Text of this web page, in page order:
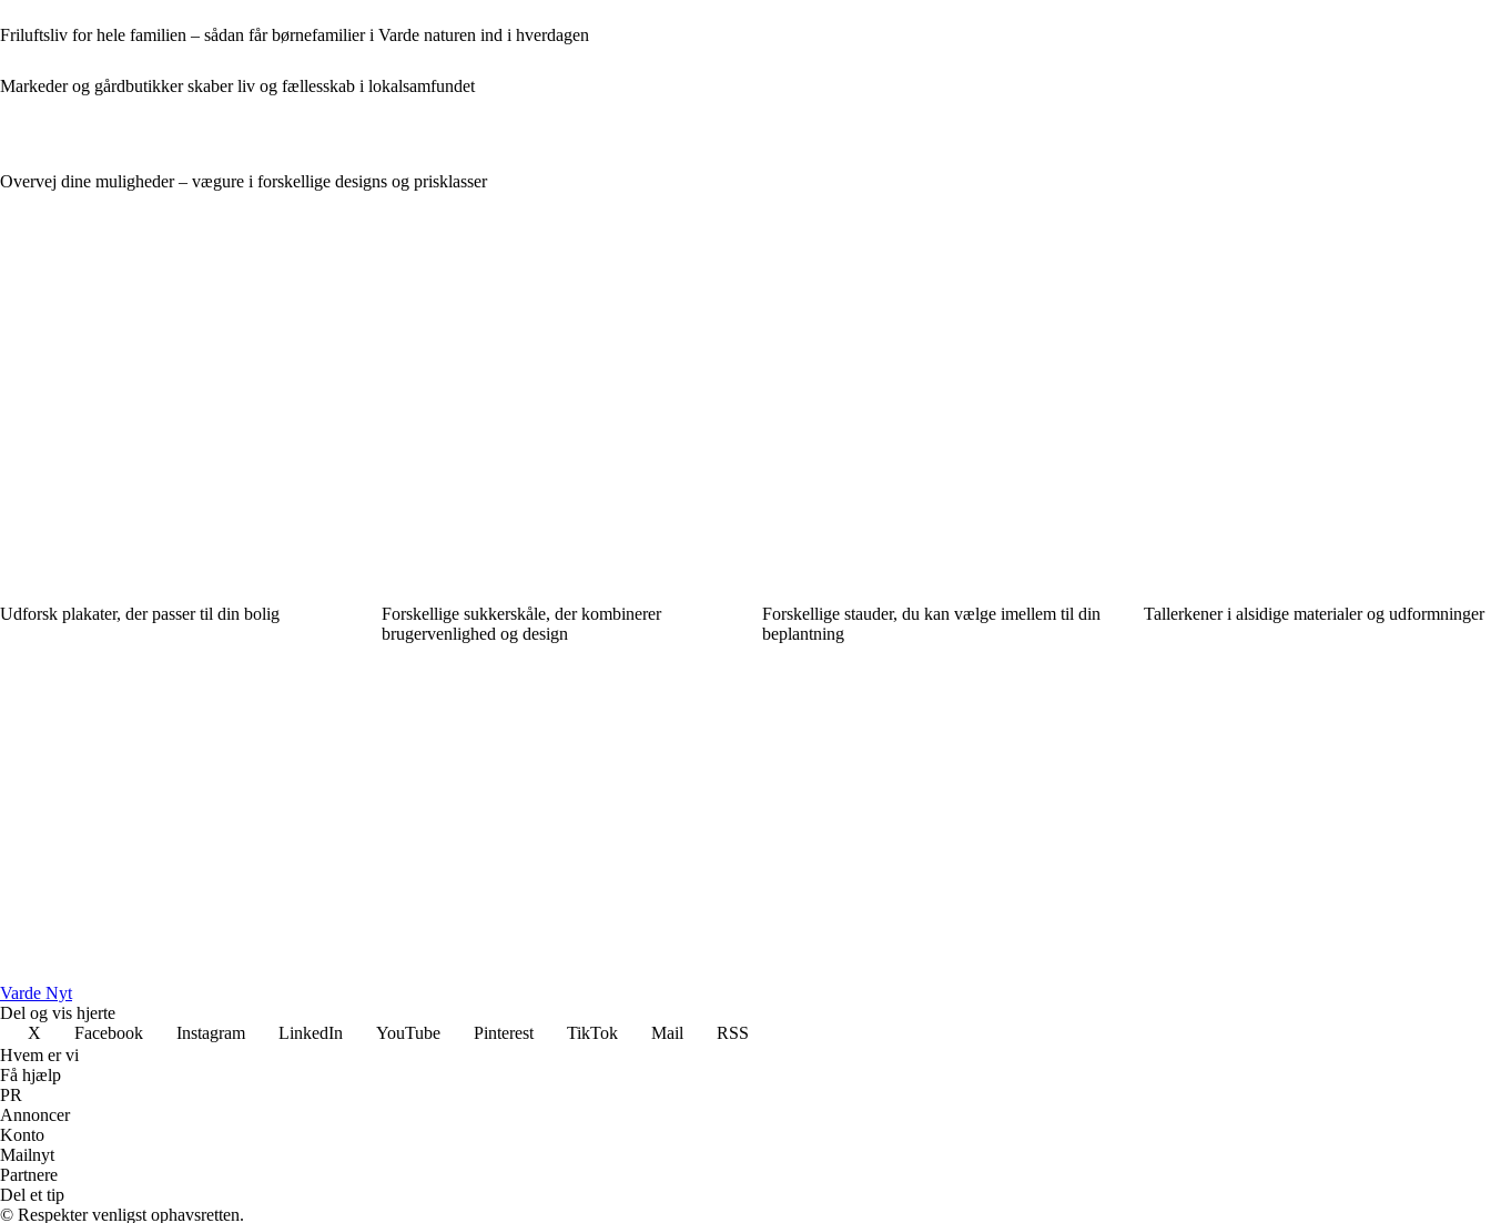
Friluftsliv for hele familien – sådan får børnefamilier i Varde naturen ind i hverdagen
Markeder og gårdbutikker skaber liv og fællesskab i lokalsamfundet
Overvej dine muligheder – vægure i forskellige designs og prisklasser
Udforsk plakater, der passer til din bolig
Forskellige sukkerskåle, der kombinerer
brugervenlighed og design
Forskellige stauder, du kan vælge imellem til din
beplantning
Tallerkener i alsidige materialer og udformninger
Varde Nyt
Del og vis hjerte
X
Facebook Instagram LinkedIn YouTube Pinterest TikTok Mail
RSS
Hvem er vi
Få hjælp
PR
Annoncer
Konto
Mailnyt
Partnere
Del et tip
© Respekter venligst ophavsretten.